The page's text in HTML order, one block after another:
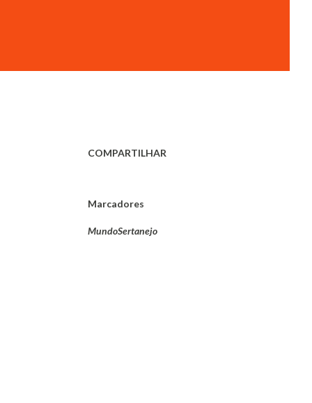
COMPARTILHAR
Marcadores
MundoSertanejo